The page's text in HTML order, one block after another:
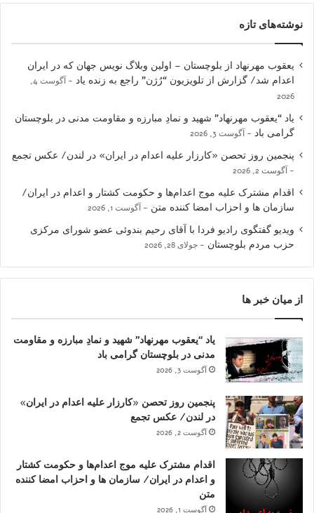
نوشته‌های تازه
یعقوب مهرنهاد از بلوچستان – اولین وبلاگ نویس جهان که در ایران
اعدام شد/ گزارش از تلویزیون “رُژن” راجع به زنده یاد
آگوست 4,
2026
یاد “یعقوب مهرنهاد” شهید و نمادِ مبارزه و مقاومت مدنی در بلوچستان
گرامی باد
آگوست 3, 2026
پنجمین روز تحصن «کارزار علیه اعدام در ایران» در لندن/ عکس تجمع
آگوست 2, 2026
اقدام مشترک علیه موج اعدام‌ها و حکومت کشتار و اعدام در ایران/
سازمان ها و احزاب امضا کننده متن
آگوست 1, 2026
ویدیو گفتگوی رادیو فردا با آقای رحیم بندوئی عضو شورای مرکزی
حزب مردم بلوچستان
جولای 28, 2026
از میان خبر ها
یاد “یعقوب مهرنهاد” شهید و نمادِ مبارزه و مقاومت
مدنی در بلوچستان گرامی باد
آگوست 3, 2026
پنجمین روز تحصن «کارزار علیه اعدام در ایران»
در لندن/ عکس تجمع
آگوست 2, 2026
اقدام مشترک علیه موج اعدام‌ها و حکومت کشتار
و اعدام در ایران/ سازمان ها و احزاب امضا کننده
متن
آگوست 1, 2026